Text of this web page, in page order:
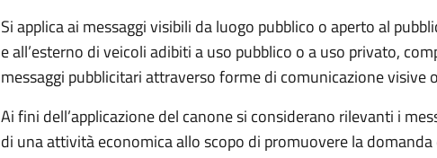
Si applica ai messaggi visibili da luogo pubblico o aperto al
e all’esterno di veicoli adibiti a uso pubblico o a uso privato,
messaggi pubblicitari attraverso forme di comunicazione visive
Ai fini dell’applicazione del canone si considerano rilevanti i
di una attività economica allo scopo di promuovere la domanda